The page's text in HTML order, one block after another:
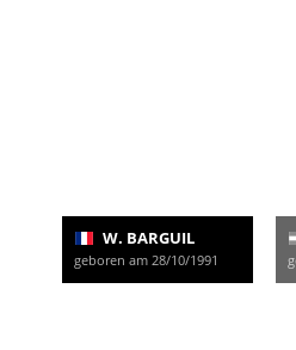
W. BARGUIL
geboren am 28/10/1991